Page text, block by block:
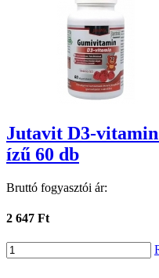
Jutavit D3-
ízű 60 db
Bruttó fogyasztói ár:
2 647 Ft